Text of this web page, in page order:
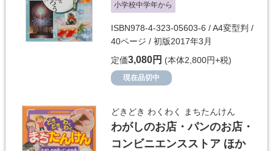
小学校中学年から
ISBN978-4-323-05603-6 / A4変型判 /
40ページ / 初版2017年3月
定価3,080円 (本体2,800円+税)
現在品切中
どきどき わくわく まちたんけん
わがしのお店・パンのお店・
コンビニエンスストア ほか